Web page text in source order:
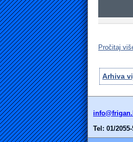
Pročitaj
Arhiva
Tel: 01/